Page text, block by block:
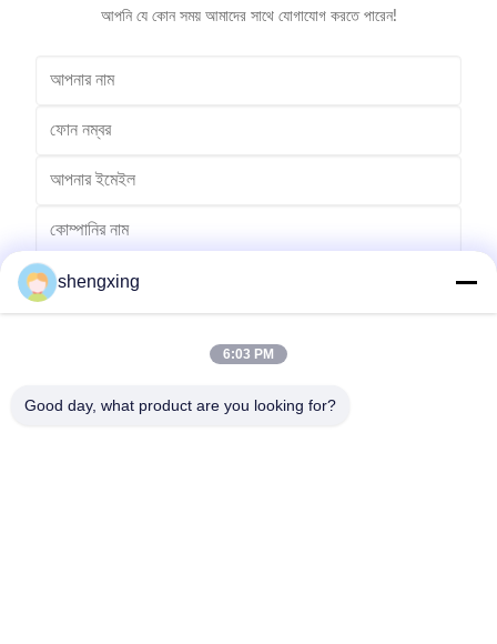
আপনি যে কোন সময় আমাদের সাথে যোগাযোগ করতে পারেন!
পাঠান
shengxing
6:03 PM
Good day, what product are you looking for?